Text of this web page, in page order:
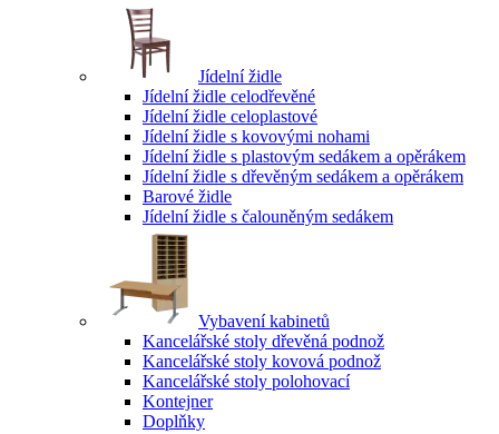
Jídelní židle
Jídelní židle celodřevěné
Jídelní židle celoplastové
Jídelní židle s kovovými nohami
Jídelní židle s plastovým sedákem a opěrákem
Jídelní židle s dřevěným sedákem a opěrákem
Barové židle
Jídelní židle s čalouněným sedákem
Vybavení kabinetů
Kancelářské stoly dřevěná podnož
Kancelářské stoly kovová podnož
Kancelářské stoly polohovací
Kontejner
Doplňky